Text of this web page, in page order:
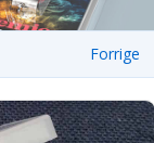
Forrige